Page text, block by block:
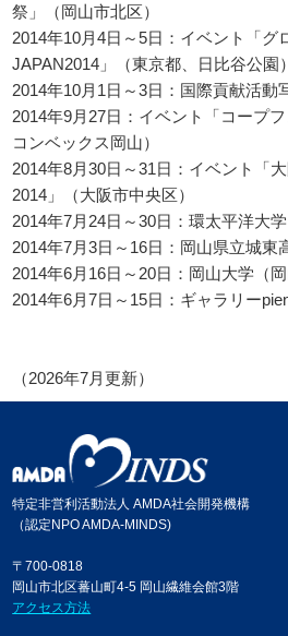
祭」（岡山市北区）
2014年10月4日～5日：イベント「グ
JAPAN2014」（東京都、日比谷公園）
2014年10月1日～3日：国際貢献活動
2014年9月27日：イベント「コープ
コンベックス岡山）
2014年8月30日～31日：イベント「
2014」（大阪市中央区）
2014年7月24日～30日：環太平洋大学
2014年7月3日～16日：岡山県立城東
2014年6月16日～20日：岡山大学（岡
2014年6月7日～15日：ギャラリー
（2026年7月更新）
特定非営利活動法人 AMDA社会開発機構
（認定NPO AMDA-MINDS)
〒700-0818
岡山市北区蕃山町4-5 岡山繊維会館3階
アクセス方法